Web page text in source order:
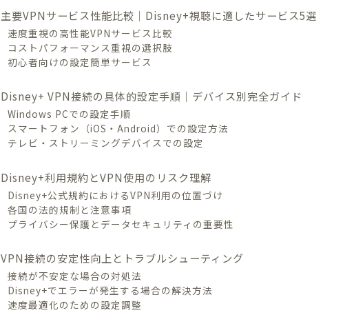
主要VPNサービス性能比較｜Disney+視聴に適したサービス5選
速度重視の高性能VPNサービス比較
コストパフォーマンス重視の選択肢
初心者向けの設定簡単サービス
Disney+ VPN接続の具体的設定手順｜デバイス別完全ガイド
Windows PCでの設定手順
スマートフォン（iOS・Android）での設定方法
テレビ・ストリーミングデバイスでの設定
Disney+利用規約とVPN使用のリスク理解
Disney+公式規約におけるVPN利用の位置づけ
各国の法的規制と注意事項
プライバシー保護とデータセキュリティの重要性
VPN接続の安定性向上とトラブルシューティング
接続が不安定な場合の対処法
Disney+でエラーが発生する場合の解決方法
速度最適化のための設定調整